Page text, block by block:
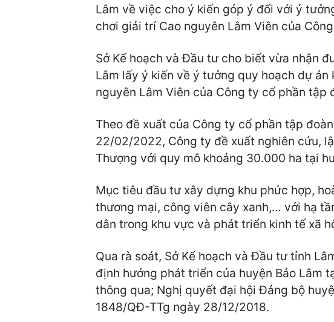
Lâm về việc cho ý kiến góp ý đối với ý
chơi giải trí Cao nguyên Lâm Viên của
Sở Kế hoạch và Đầu tư cho biết vừa nhận
Lâm lấy ý kiến về ý tưởng quy hoạch dự
nguyên Lâm Viên của Công ty cổ phần tập
Theo đề xuất của Công ty cổ phần tập
22/02/2022, Công ty đề xuất nghiên cứu,
Thượng với quy mô khoảng 30.000 ha tại
Mục tiêu đầu tư xây dựng khu phức hợp,
thương mại, công viên cây xanh,… với hạ
dân trong khu vực và phát triển kinh tế xã
Qua rà soát, Sở Kế hoạch và Đầu tư tỉnh
định hướng phát triển của huyện Bảo Lâm
thông qua; Nghị quyết đại hội Đảng bộ
1848/QĐ-TTg ngày 28/12/2018.